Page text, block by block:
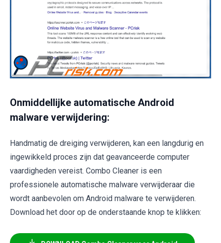
Onmiddellijke automatische Android
malware verwijdering:
Handmatig de dreiging verwijderen, kan een langdurig en
ingewikkeld proces zijn dat geavanceerde computer
vaardigheden vereist. Combo Cleaner is een
professionele automatische malware verwijderaar die
wordt aanbevolen om Android malware te verwijderen.
Download het door op de onderstaande knop te klikken: